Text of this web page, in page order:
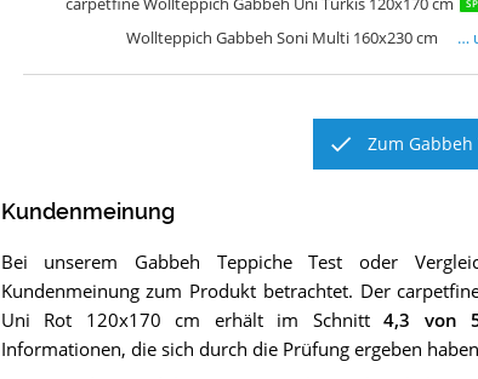
Wollteppich Gabbeh Soni Multi 160x230 cm
…
Zum
Kundenmeinung
Bei unserem Gabbeh TeppicheTest oder
Kundenmeinung zum Produkt betrachtet. Der
Uni Rot 120x170 cm erhält im Schnitt4,3 von
Informationen, die sich durch die Prüfung ergeben